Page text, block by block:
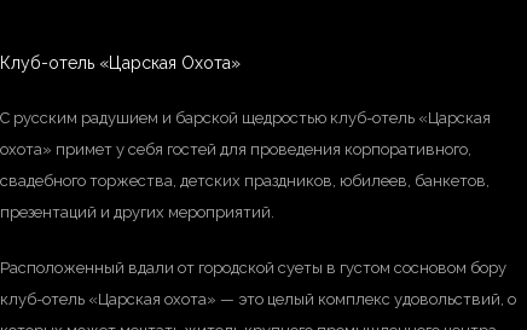
Клуб-отель «Царская Охота»
С русским радушием и барской щедростью клуб-отель «Царская
охота» примет у себя гостей для проведения корпоративного,
свадебного торжества, детских праздников, юбилеев, банкетов,
презентаций и других мероприятий.
Расположенный вдали от городской суеты в густом сосновом бору
клуб-отель «Царская охота» — это целый комплекс удовольствий, о